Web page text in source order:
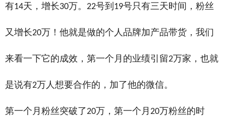
有14天，增长30万。 22号到 19号只有三天时间，粉丝
又增长20万！他就是做的个人品牌加产品带货，我们
来看一下它的成效，第一个月的业绩引留2万家，也就
是说有2万人想要合作的，加了他的微信。
第一个月粉丝突破了20万，第一个月 20万粉丝的时